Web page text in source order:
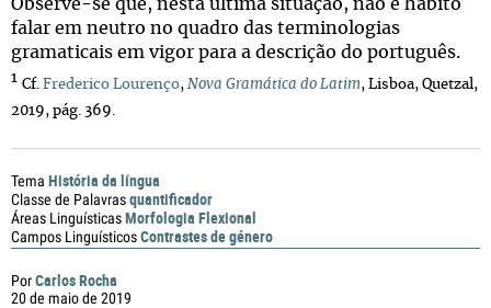
PorCarlos Rocha
20 de maio de 2019
Observe-se que, nesta última situação, não é hábito
falar em neutro no quadro das terminologias
gramaticais em vigor para a descrição do português.
1 Cf. Frederico Lourenço, Nova Gramática do Latim, Lisboa, Quetzal,
2019, pág. 369.
Tema História da língua
Classe de Palavrasquantificador
Áreas LinguísticasMorfologia Flexional
Campos LinguísticosContrastes de género